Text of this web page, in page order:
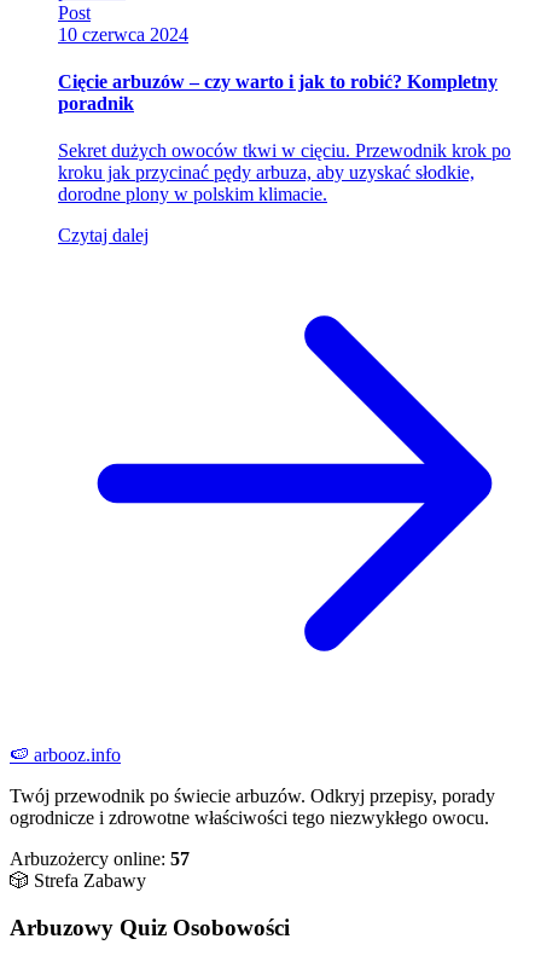
Post
10 czerwca 2024
Cięcie arbuzów – czy warto i jak to robić? Kompletny
poradnik
Sekret dużych owoców tkwi w cięciu. Przewodnik krok po
kroku jak przycinać pędy arbuza, aby uzyskać słodkie,
dorodne plony w polskim klimacie.
Czytaj dalej
🍉 arbooz.info
Twój przewodnik po świecie arbuzów. Odkryj przepisy, porady
ogrodnicze i zdrowotne właściwości tego niezwykłego owocu.
Arbuzożercy online: 57
🎲 Strefa Zabawy
Arbuzowy Quiz Osobowości